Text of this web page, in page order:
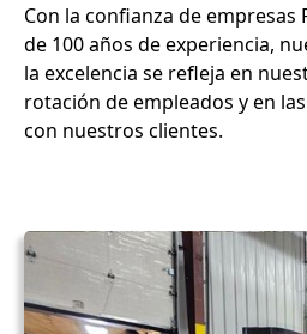
Con la confianza de empresas
de 100 años de experiencia,
la excelencia se refleja en
rotación de empleados y en
con nuestros clientes.